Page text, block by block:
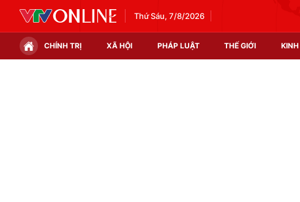
Thứ Sáu, 7/8/2026
CHÍNH TRỊ XÃ HỘI PHÁP LUẬT THẾ GIỚI KINH